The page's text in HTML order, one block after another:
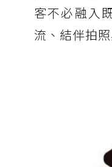
客不必融入
流、結伴拍